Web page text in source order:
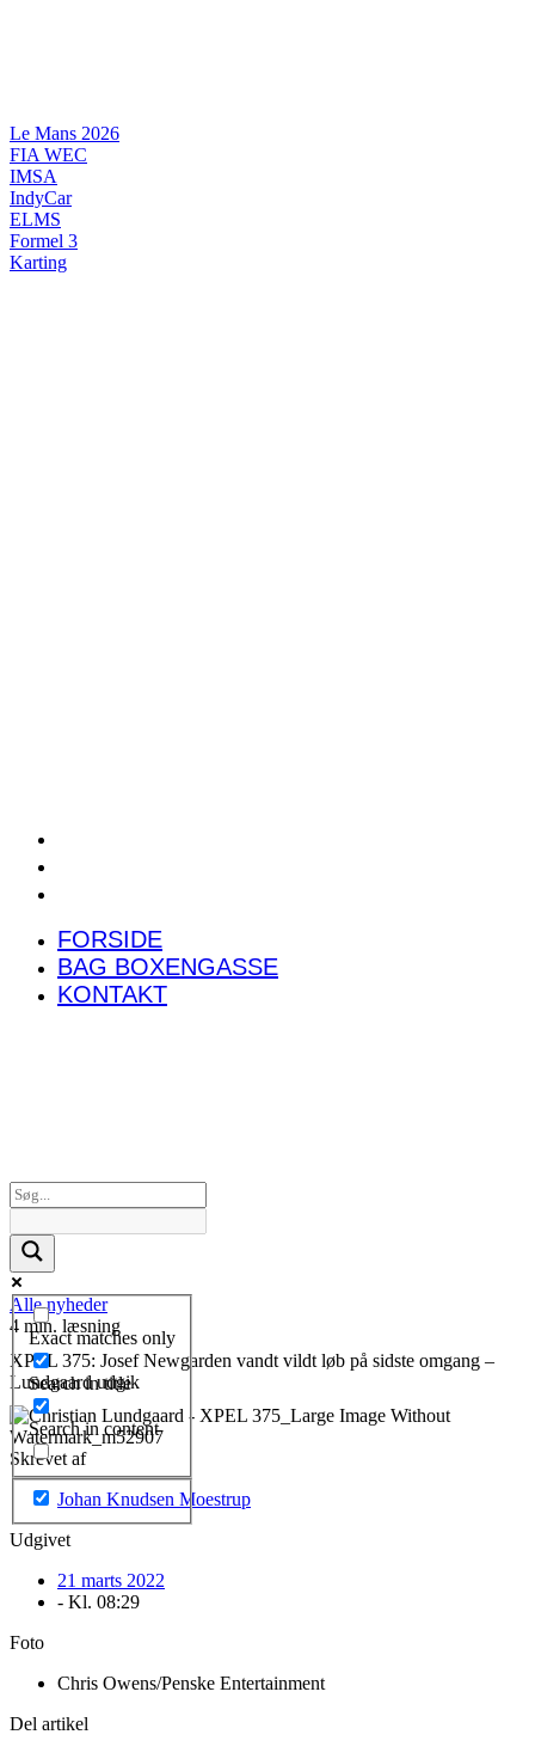
Le Mans 2026
FIA WEC
IMSA
IndyCar
ELMS
Formel 3
Karting
FORSIDE
BAG BOXENGASSE
KONTAKT
Exact matches only
Search in title
Search in content
Alle nyheder
4 min. læsning
XPEL 375: Josef Newgarden vandt vildt løb på sidste omgang –
Lundgaard udgik
Skrevet af
Johan Knudsen Moestrup
Udgivet
21 marts 2022
- Kl. 08:29
Foto
Chris Owens/Penske Entertainment
Del artikel